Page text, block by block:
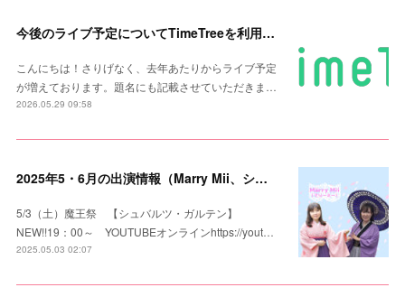
今後のライブ予定についてTimeTreeを利用します
こんにちは！さりげなく、去年あたりからライブ予定
が増えております。題名にも記載させていただきま…
2026.05.29 09:58
2025年5・6月の出演情報（Marry Mii、シュバルツ・ガルテン）追加
5/3（土）魔王祭 【シュバルツ・ガルテン】
NEW!!19：00～ YOUTUBEオンラインhttps://yout…
2025.05.03 02:07